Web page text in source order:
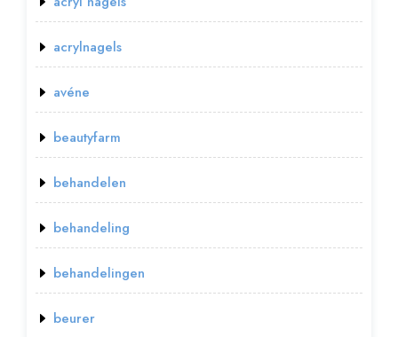
acrylnagels
avéne
beautyfarm
behandelen
behandeling
behandelingen
beurer